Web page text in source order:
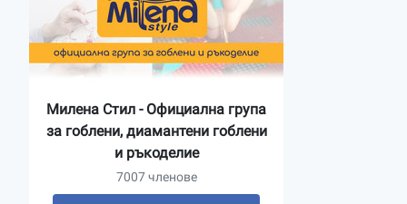
Милена Стил - Официална група
за гоблени, диамантени гоблени
и ръкоделие
7007 членове